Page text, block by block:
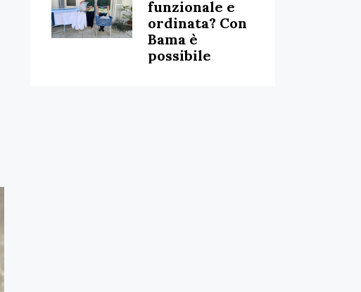
funzionale e
ordinata? Con
Bama è
possibile